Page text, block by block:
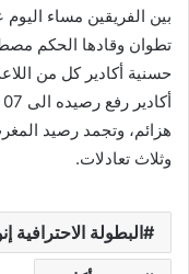
بين الفريقين مساء
تطوان وقادها الحكم
حسنية أكادير كل من
هزائم، وتجمد رصيد
وثلاث تعادلات.
البطولة الاحترافية